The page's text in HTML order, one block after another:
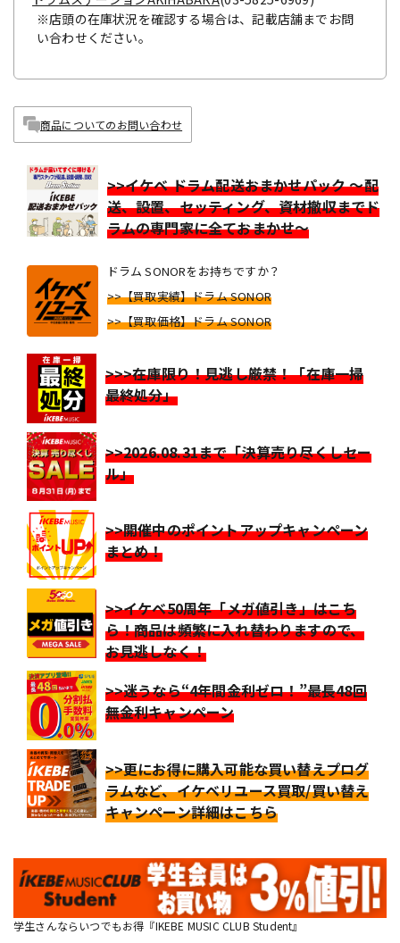
※店頭の在庫状況を確認する場合は、記載店舗までお問
い合わせください。
商品についてのお問い合わせ
>>イケベ ドラム配送おまかせパック ～配
送、設置、セッティング、資材撤収までド
ラムの専門家に全ておまかせ～
ドラム SONORをお持ちですか？
>>【買取実績】ドラム SONOR
>>【買取価格】ドラム SONOR
>>>在庫限り！見逃し厳禁！「在庫一掃
最終処分」
>>2026.08.31まで「決算売り尽くしセー
ル」
>>開催中のポイントアップキャンペーン
まとめ！
>>イケベ50周年「メガ値引き」はこち
ら！商品は頻繁に入れ替わりますので、
お見逃しなく！
>>迷うなら“4年間金利ゼロ！”最長48回
無金利キャンペーン
>>更にお得に購入可能な買い替えプログ
ラムなど、イケベリユース買取/買い替え
キャンペーン詳細はこちら
学生さんならいつでもお得『IKEBE MUSIC CLUB Student』